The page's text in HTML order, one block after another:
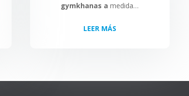
gymkhanas a medida…
LEER MÁS